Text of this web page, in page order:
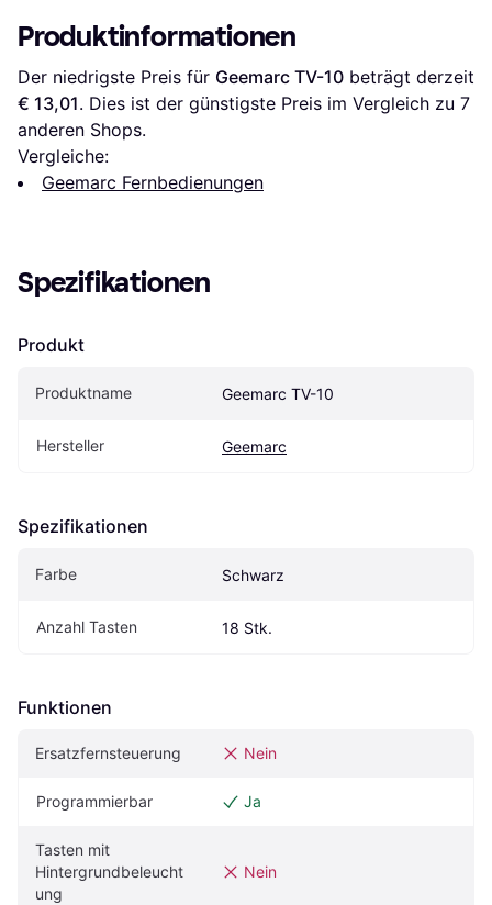
Produktinformationen
Der niedrigste Preis für Geemarc TV-10
€ 13,01. Dies ist der günstigste Preis im Vergleich zu 7
anderen Shops.
Vergleiche:
Geemarc Fernbedienungen
Spezifikationen
Produkt
Produktname Geemarc TV-10
Hersteller Geemarc
Spezifikationen
Farbe Schwarz
Anzahl Tasten 18 Stk.
Funktionen
Ersatzfernsteuerung Nein
Programmierbar Ja
Tasten mit
Hintergrundbeleucht
ung
Nein